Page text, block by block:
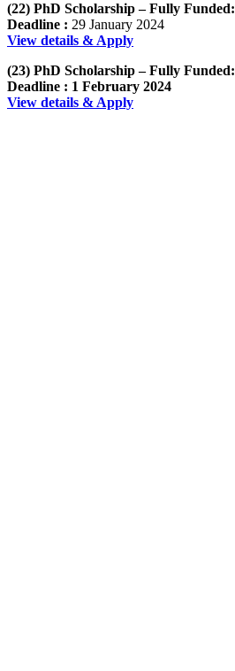
(22) PhD Scholarship – Fully Funded:
Deadline : 29 January 2024
View details & Apply
(23) PhD Scholarship – Fully Funded:
Deadline : 1 February 2024
View details & Apply